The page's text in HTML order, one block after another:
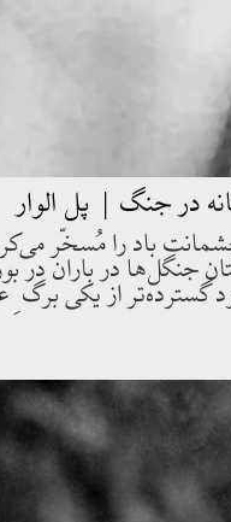
در جنگ | پل الوار
باد را مُسخّر
جنگل‌ها در باران در
گسترده‌تر از يكى